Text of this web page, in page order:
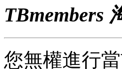
TBmembers
您無權進行